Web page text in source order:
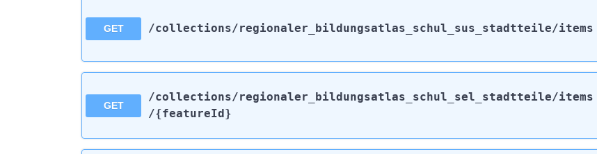
GET /collections/regionaler_bildungsatlas_schul_sus_stadtteile/items
GET
/collections/regionaler_bildungsatlas_schul_sel_stadtteile/items
/{featureId}